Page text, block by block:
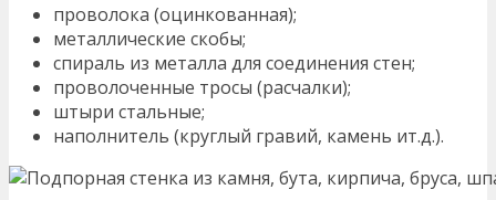
проволока (оцинкованная);
металлические скобы;
спираль из металла для соединения стен;
проволоченные тросы (расчалки);
штыри стальные;
наполнитель (круглый гравий, камень ит.д.).